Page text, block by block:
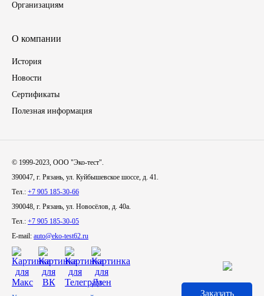
КРАЗ
ММЗ
УРАЛ
Фильтры
Организациям
О компании
История
Новости
Сертификаты
Полезная информация
© 1999-2023, ООО "Эко-тест".
390047, г. Рязань, ул. Куйбышевское шоссе, д. 41.
Тел.: +7 905 185-30-66
390048, г. Рязань, ул. Новосёлов, д. 40а.
Тел.: +7 905 185-30-05
E-mail: auto@eko-test62.ru
Заказать